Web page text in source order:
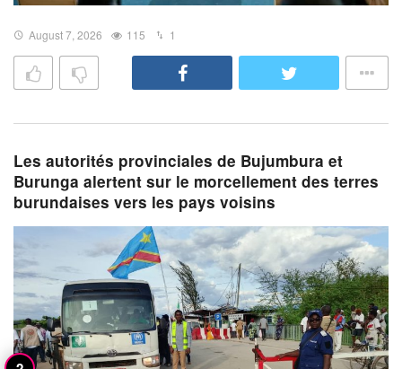
August 7, 2026 115 1
Les autorités provinciales de Bujumbura et
Burunga alertent sur le morcellement des terres
burundaises vers les pays voisins